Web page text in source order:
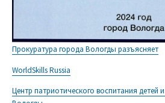
Прокуратура города Вологды разъясняет
WorldSkills Russia
Центр патриотического воспитания детей